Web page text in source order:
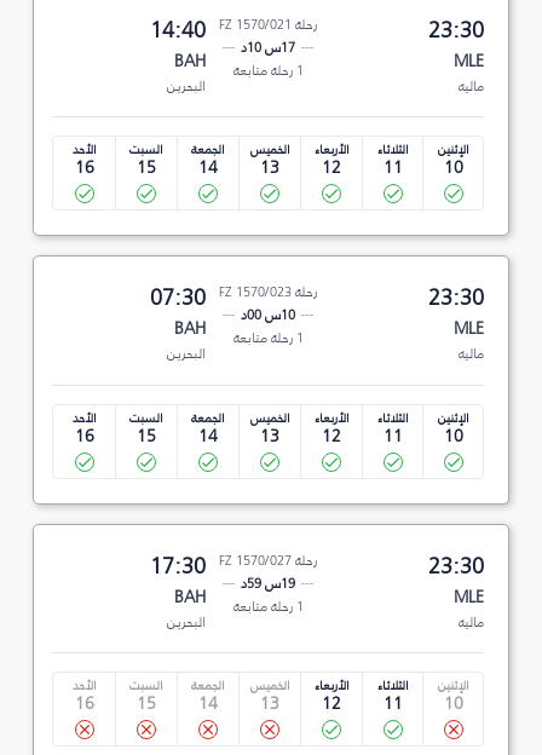
23:30
MLE
ماليه
رحلة FZ 1570/021
17س 10د
1 رحلة متابعة
14:40
BAH
البحرين
الإثنين
10
الثلاثاء
11
الأربعاء
12
الخميس
13
الجمعة
14
السبت
15
الأحد
16
23:30
MLE
ماليه
رحلة FZ 1570/023
10س 00د
1 رحلة متابعة
07:30
BAH
البحرين
الإثنين
10
الثلاثاء
11
الأربعاء
12
الخميس
13
الجمعة
14
السبت
15
الأحد
16
23:30
MLE
ماليه
رحلة FZ 1570/027
19س 59د
1 رحلة متابعة
17:30
BAH
البحرين
الإثنين
10
الثلاثاء
11
الأربعاء
12
الخميس
13
الجمعة
14
السبت
15
الأحد
16